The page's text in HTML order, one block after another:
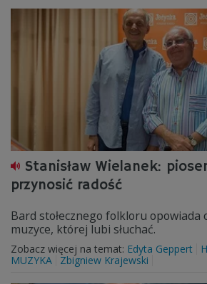
Stanisław Wielanek:
przynosić radość
Bard stołecznego folkloru opowiada
muzyce, której lubi słuchać.
Zobacz więcej na temat: Edyta Geppert
MUZYKA
Zbigniew Krajewski